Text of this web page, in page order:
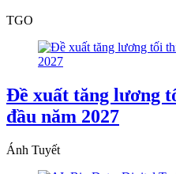
TGO
Đề xuất tăng lương
đầu năm 2027
Ánh Tuyết